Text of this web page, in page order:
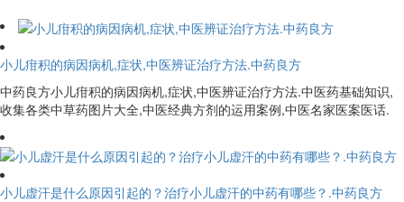
小儿疳积的病因病机,症状,中医辨证治疗方法.中药良方
中药良方小儿疳积的病因病机,症状,中医辨证治疗方法.中医药基础知识,
收集各类中草药图片大全,中医经典方剂的运用案例,中医名家医案医话.
小儿虚汗是什么原因引起的？治疗小儿虚汗的中药有哪些？.中药良方